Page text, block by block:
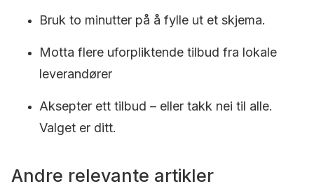
Bruk to minutter på å fylle ut et skjema.
Motta flere uforpliktende tilbud fra lokale
leverandører
Aksepter ett tilbud – eller takk nei til alle.
Valget er ditt.
Andre relevante artikler